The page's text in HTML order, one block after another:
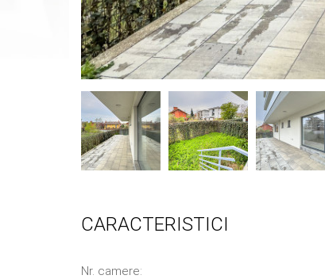
CARACTERISTICI
Nr. camere: